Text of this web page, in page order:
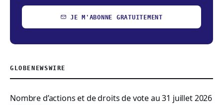
JE M'ABONNE GRATUITEMENT
GLOBENEWSWIRE
Nombre d’actions et de droits de vote au 31 juillet 2026